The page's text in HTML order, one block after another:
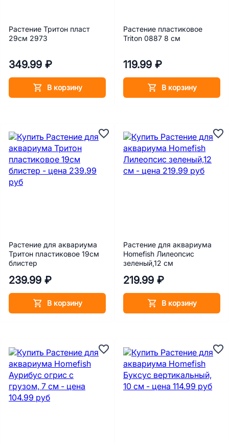
Растение Тритон пласт
29см 2973
349.99 ₽
В корзину
Растение пластиковое
Triton 0887 8 см
119.99 ₽
В корзину
Растение для аквариума
Тритон пластиковое 19см
блистер
239.99 ₽
В корзину
Растение для аквариума
Homefish Лилеопсис
зеленый,12 см
219.99 ₽
В корзину